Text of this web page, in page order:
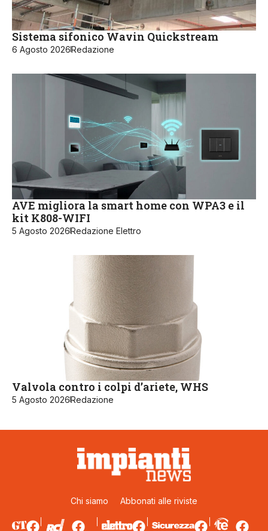
Sistema sifonico Wavin Quickstream
6 Agosto 2026Redazione
AVE migliora la smart home con WPA3 e il
kit K808-WIFI
5 Agosto 2026Redazione Elettro
Valvola contro i colpi d’ariete, WHS
5 Agosto 2026Redazione
Chi siamo Abbonati alle riviste